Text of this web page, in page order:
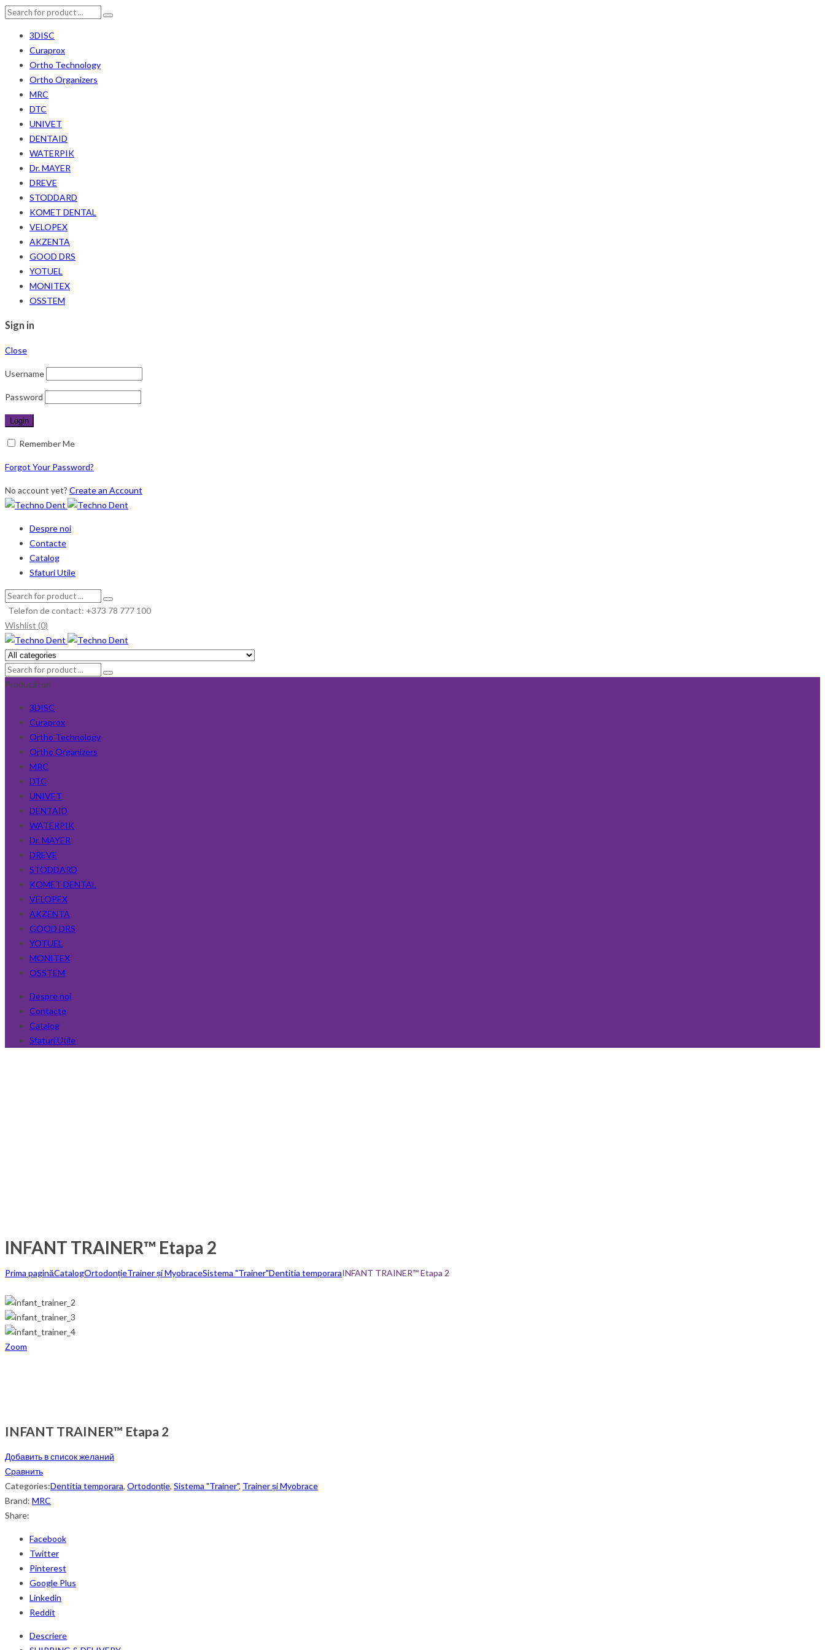
3DISC
Curaprox
Ortho Technology
Ortho Organizers
MRC
DTC
UNIVET
DENTAID
WATERPIK
Dr. MAYER
DREVE
STODDARD
KOMET DENTAL
VELOPEX
AKZENTA
GOOD DRS
YOTUEL
MONITEX
OSSTEM
Sign in
Close
Username
Password
Remember Me
Forgot Your Password?
No account yet? Create an Account
Despre noi
Contacte
Catalog
Sfaturi Utile
Telefon de contact: +373 78 777 100
Wishlist (0)
Producători
3DISC
Curaprox
Ortho Technology
Ortho Organizers
MRC
DTC
UNIVET
DENTAID
WATERPIK
Dr. MAYER
DREVE
STODDARD
KOMET DENTAL
VELOPEX
AKZENTA
GOOD DRS
YOTUEL
MONITEX
OSSTEM
Despre noi
Contacte
Catalog
Sfaturi Utile
INFANT TRAINER™ Etapa 2
Prima paginăCatalogOrtodonțieTrainer și MyobraceSistema "Trainer"Dentitia temporaraINFANT TRAINER™ Etapa 2
Zoom
INFANT TRAINER™ Etapa 2
Добавить в список желаний
Сравнить
Categories:Dentitia temporara, Ortodonție, Sistema "Trainer", Trainer și Myobrace
Brand: MRC
Share:
Facebook
Twitter
Pinterest
Google Plus
Linkedin
Reddit
Descriere